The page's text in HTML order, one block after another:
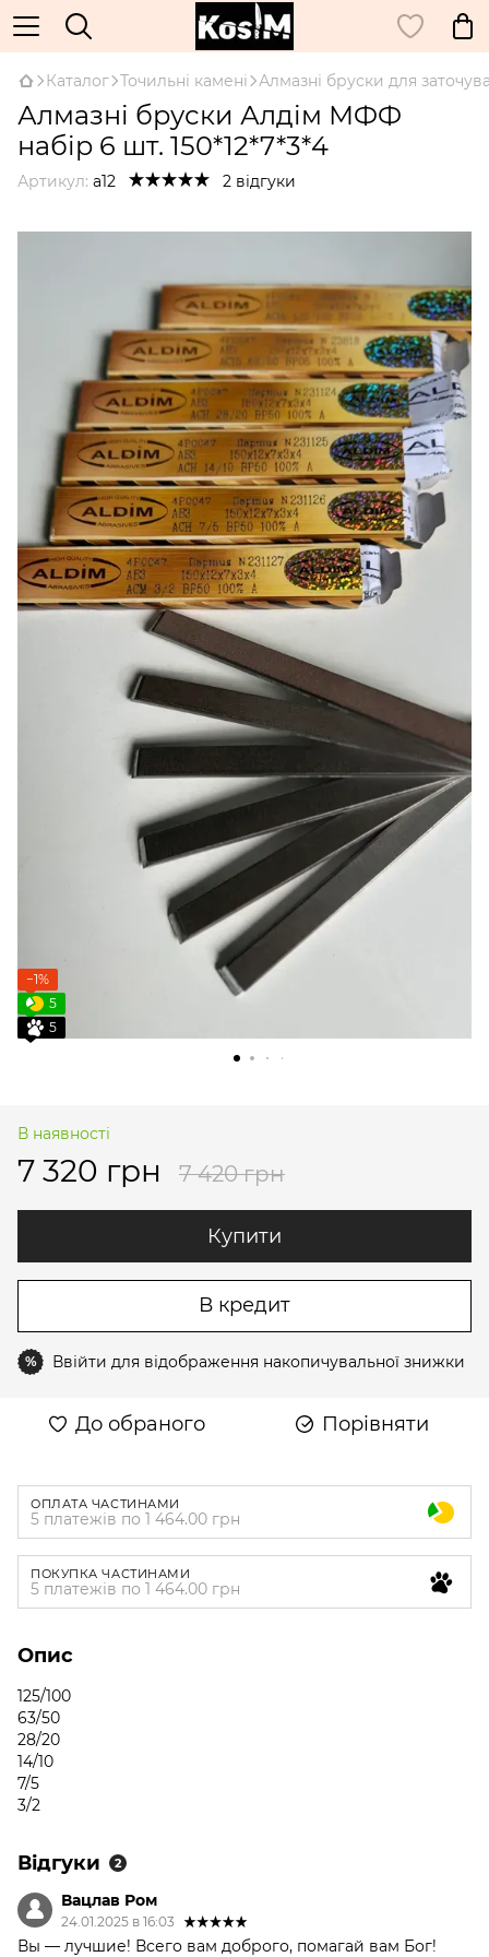
Каталог Точильні камені Алмазні бруски для
Алмазні бруски Алдім МФФ
набір 6 шт. 150*12*7*3*4
Артикул: а12 2 відгуки
−1%
5
5
В наявності
7 320 грн 7 420 грн
Купити
В кредит
% Ввійти для відображення накопичувальної знижки
До обраного Порівняти
ОПЛАТА ЧАСТИНАМИ
5 платежів по 1 464.00 грн
ПОКУПКА ЧАСТИНАМИ
5 платежів по 1 464.00 грн
Опис
125/100
63/50
28/20
14/10
7/5
3/2
Відгуки 2
Вацлав Ром
24.01.2025 в 16:03
Вы — лучшие! Всего вам доброго, помагай вам Бог!